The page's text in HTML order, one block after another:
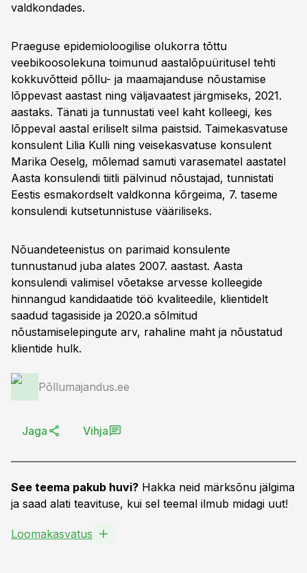
valdkondades.
Praeguse epidemioloogilise olukorra tõttu
veebikoosolekuna toimunud aastalõpuüritusel tehti
kokkuvõtteid põllu- ja maamajanduse nõustamise
lõppevast aastast ning väljavaatest järgmiseks, 2021.
aastaks. Tänati ja tunnustati veel kaht kolleegi, kes
lõppeval aastal eriliselt silma paistsid. Taimekasvatuse
konsulent Lilia Kulli ning veisekasvatuse konsulent
Marika Oeselg, mõlemad samuti varasematel aastatel
Aasta konsulendi tiitli pälvinud nõustajad, tunnistati
Eestis esmakordselt valdkonna kõrgeima, 7. taseme
konsulendi kutsetunnistuse vääriliseks.
Nõuandeteenistus on parimaid konsulente
tunnustanud juba alates 2007. aastast. Aasta
konsulendi valimisel võetakse arvesse kolleegide
hinnangud kandidaatide töö kvaliteedile, klientidelt
saadud tagasiside ja 2020.a sõlmitud
nõustamiselepingute arv, rahaline maht ja nõustatud
klientide hulk.
Põllumajandus.ee
Jaga Vihja
See teema pakub huvi? Hakka neid märksõnu jälgima
ja saad alati teavituse, kui sel teemal ilmub midagi uut!
Loomakasvatus